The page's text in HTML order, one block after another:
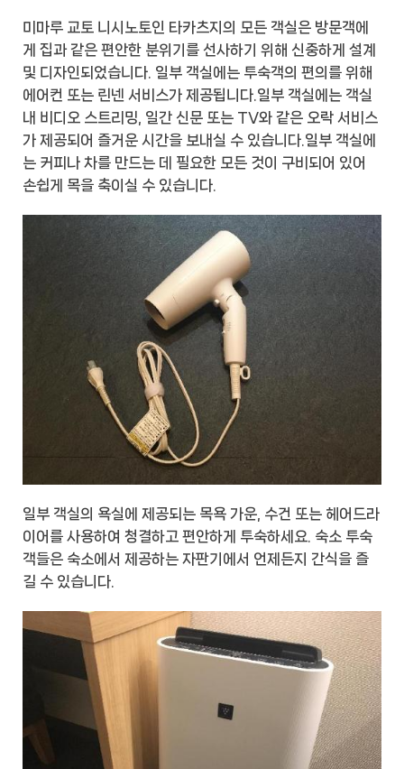
미마루 교토 니시노토인 타카츠지의 모든 객실은 방문객에
게 집과 같은 편안한 분위기를 선사하기 위해 신중하게 설계
및 디자인되었습니다. 일부 객실에는 투숙객의 편의를 위해
에어컨 또는 린넨 서비스가 제공됩니다.일부 객실에는 객실
내 비디오 스트리밍, 일간 신문 또는 TV와 같은 오락 서비스
가 제공되어 즐거운 시간을 보내실 수 있습니다.일부 객실에
는 커피나 차를 만드는 데 필요한 모든 것이 구비되어 있어
손쉽게 목을 축이실 수 있습니다.
일부 객실의 욕실에 제공되는 목욕 가운, 수건 또는 헤어드라
이어를 사용하여 청결하고 편안하게 투숙하세요. 숙소 투숙
객들은 숙소에서 제공하는 자판기에서 언제든지 간식을 즐
길 수 있습니다.